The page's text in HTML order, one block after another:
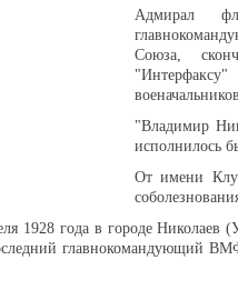
Адмирал
Союза,
"Владимир
исполнилось
От имени
1928 года в городе
главнокомандующий